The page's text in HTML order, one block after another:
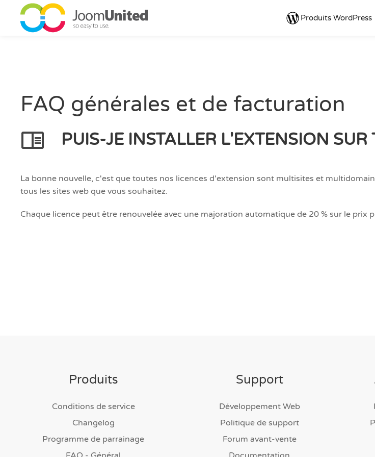
Aller au contenu principal
Produits WordPress
FAQ générales et de facturation
PUIS-JE INSTALLER L'EXTENSION SUR
La bonne nouvelle, c'est que toutes nos licences d'extension sont multisites et
tous les sites web que vous souhaitez.
Chaque licence peut être renouvelée avec une majoration automatique de 20 % sur le prix
Produits
Conditions de service
Changelog
Programme de parrainage
Support
Développement Web
Politique de support
Forum avant-vente